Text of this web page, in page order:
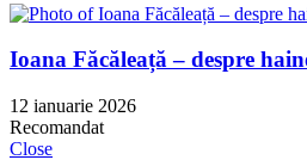
Ioana Făcăleață – despre
12 ianuarie 2026
Recomandat
Close